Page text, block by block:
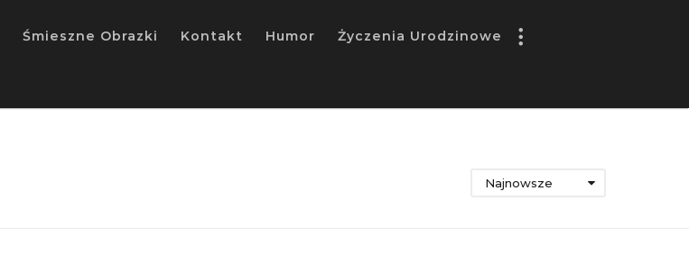
Śmieszne Obrazki Kontakt Humor Życzenia Urodzinowe
Najnowsze